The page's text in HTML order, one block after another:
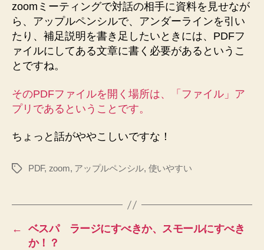
zoomミーティングで対話の相手に資料を見せなが
ら、アップルペンシルで、アンダーラインを引い
たり、補足説明を書き足したいときには、PDFフ
ァイルにしてある文章に書く必要があるというこ
とですね。
そのPDFファイルを開く場所は、「ファイル」ア
プリであるということです。
ちょっと話がややこしいですな！
タ
PDF, zoom, アップルペンシル, 使いやすい
←
ベスパ ラージにすべきか、スモールにすべき
か！？